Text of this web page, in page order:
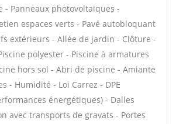
- Panneaux photovoltaïques -
espaces verts - Pavé autobloquant
extérieurs - Allée de jardin - Clôture -
polyester - Piscine à armatures
hors sol - Abri de piscine - Amiante
- Humidité - Loi Carrez - DPE
énergétiques) - Dalles
avec transports de gravats - Portes